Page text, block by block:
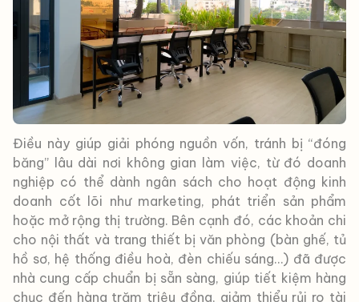
Điều này giúp giải phóng nguồn vốn, tránh bị “đóng
băng” lâu dài nơi không gian làm việc, từ đó doanh
nghiệp có thể dành ngân sách cho hoạt động kinh
doanh cốt lõi như marketing, phát triển sản phẩm
hoặc mở rộng thị trường. Bên cạnh đó, các khoản chi
cho nội thất và trang thiết bị văn phòng (bàn ghế, tủ
hồ sơ, hệ thống điều hoà, đèn chiếu sáng…) đã được
nhà cung cấp chuẩn bị sẵn sàng, giúp tiết kiệm hàng
chục đến hàng trăm triệu đồng, giảm thiểu rủi ro tài